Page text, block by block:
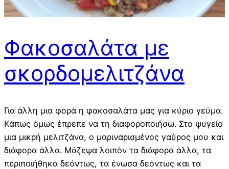
Φακοσαλάτα με
σκορδομελιτζάνα
Για άλλη μια φορά η φακοσαλάτα μας για κύριο γεύμα.
Κάπως όμως έπρεπε να τη διαφοροποιήσω. Στο ψυγείο
μια μικρή μελιτζάνα, ο μαριναρισμένος γαύρος μου και
διάφορα άλλα. Μάζεψα λοιπόν τα διάφορα άλλα, τα
περιποιήθηκα δεόντως, τα ένωσα δεόντως και τα